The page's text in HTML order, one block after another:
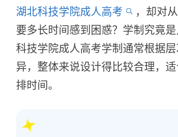
湖北科技学院成人高考
，却对
要多长时间感到困惑？学制究竟
科技学院成人高考学制通常根据
异，整体来说设计得比较合理，
排时间。